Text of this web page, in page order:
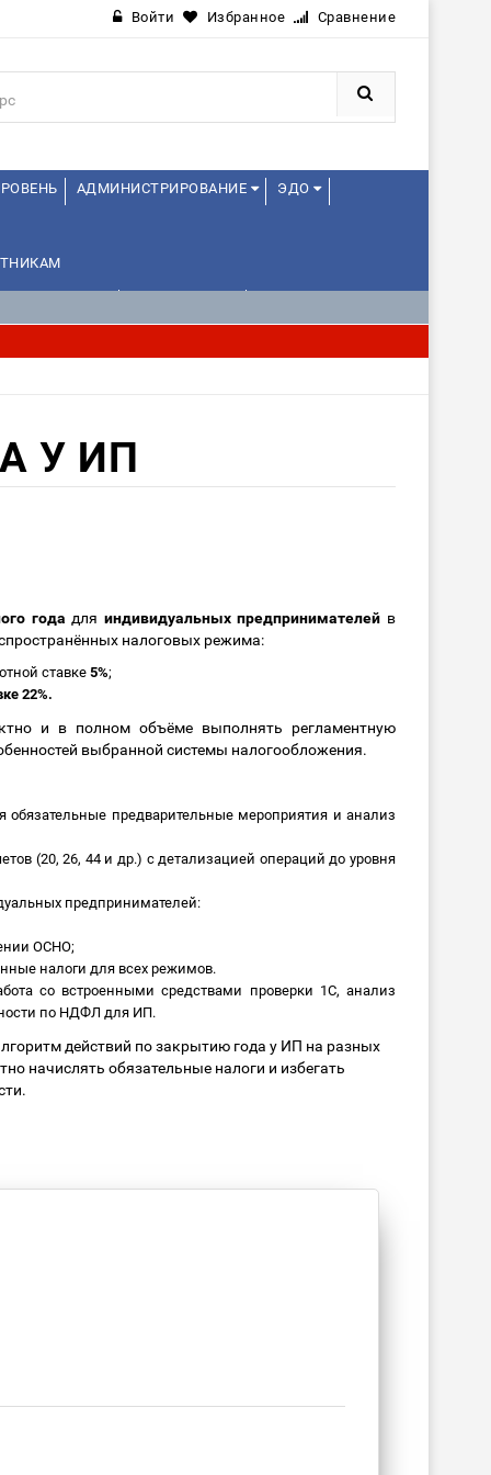
Войти Избранное Сравнение
АДМИНИСТРИРОВАНИЕ ЭДО
У ИП
года для индивидуальных предпринимателей в
налоговых режима:
ставке 5%;
22%.
и в полном объёме выполнять регламентную
выбранной системы налогообложения.
предварительные мероприятия и анализ
(20, 26, 44 и др.) с детализацией операций до уровня
предпринимателей:
ОСНО;
налоги для всех режимов.
со встроенными средствами проверки 1С, анализ
по НДФЛ для ИП.
действий по закрытию года у ИП на разных
начислять обязательные налоги и избегать